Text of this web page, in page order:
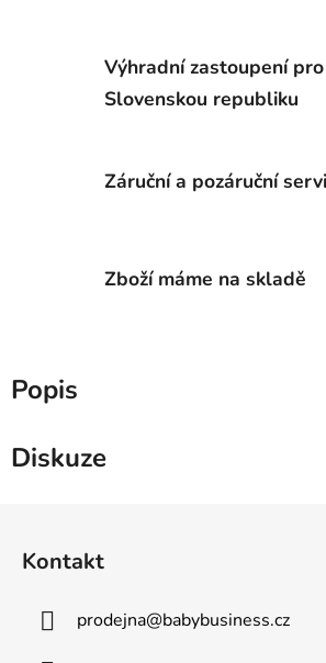
Výhradní zastoupení pro
Slovenskou republiku
Záruční a pozáruční
Zboží máme na skladě
Popis
Diskuze
Kontakt
prodejna@babybusiness.cz